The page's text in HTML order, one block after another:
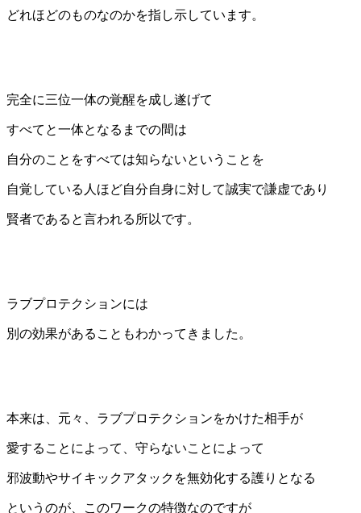
どれほどのものなのかを指し示しています。
完全に三位一体の覚醒を成し遂げて
すべてと一体となるまでの間は
自分のことをすべては知らないということを
自覚している人ほど自分自身に対して誠実で謙虚であり
賢者であると言われる所以です。
ラブプロテクションには
別の効果があることもわかってきました。
本来は、元々、ラブプロテクションをかけた相手が
愛することによって、守らないことによって
邪波動やサイキックアタックを無効化する護りとなる
というのが、このワークの特徴なのですが